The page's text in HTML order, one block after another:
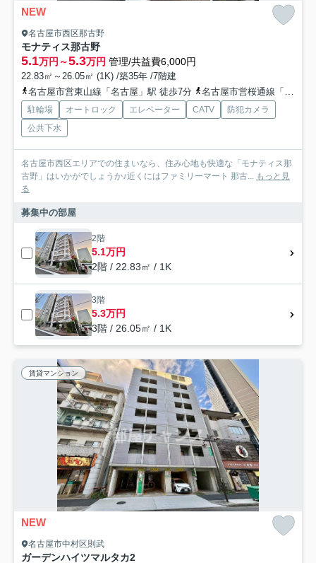
NEW
名古屋市西区那古野
モナティス那古野
5.1万円～5.3万円 管理/共益費6,000円
22.83㎡～26.05㎡ (1K) /築35年 /7階建
名古屋市営東山線「名古屋」駅 徒歩7分
名古屋市営桜通線「名古屋」駅 徒歩7分
駐輪場 オートロック エレベーター CATV
防犯カメラ
公共下水
名古屋市西区エリアでの住まいなら、住み心地も快適な「モナティス那
古野」はいかがでしょうか♪近くにはファミリーマート 那古... もっと見
る
募集中の部屋
2階
5.1万円
2階 / 22.83㎡ / 1K
3階
5.3万円
3階 / 26.05㎡ / 1K
賃貸マンション
NEW
名古屋市中村区則武
ガーデンハイツマルタカ2